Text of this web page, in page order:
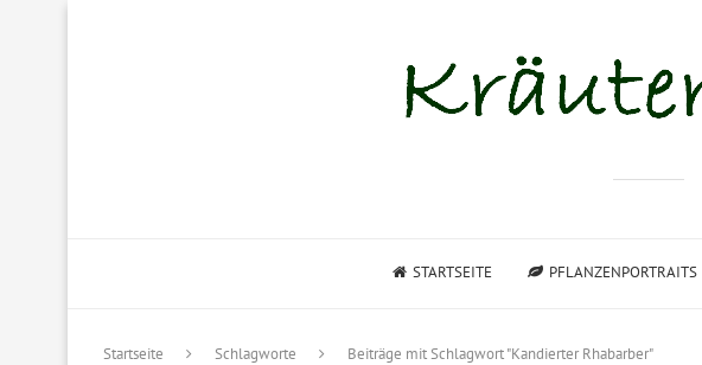
STARTSEITE PFLANZENPORTRAITS
Startseite Schlagworte Beiträge mit Schlagwort "Kandierter Rhabarber"